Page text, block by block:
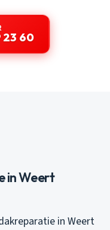
23 60
in Weert
in Weert